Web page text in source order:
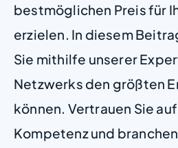
bestmöglichen Preis für
erzielen. In diesem
Sie mithilfe unserer
Netzwerks den größten
können. Vertrauen Sie
Kompetenz und